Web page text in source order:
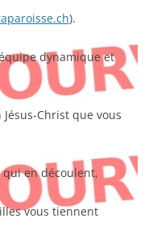
).
dynamique et
Christ que vous
qui en découlent,
vous tiennent